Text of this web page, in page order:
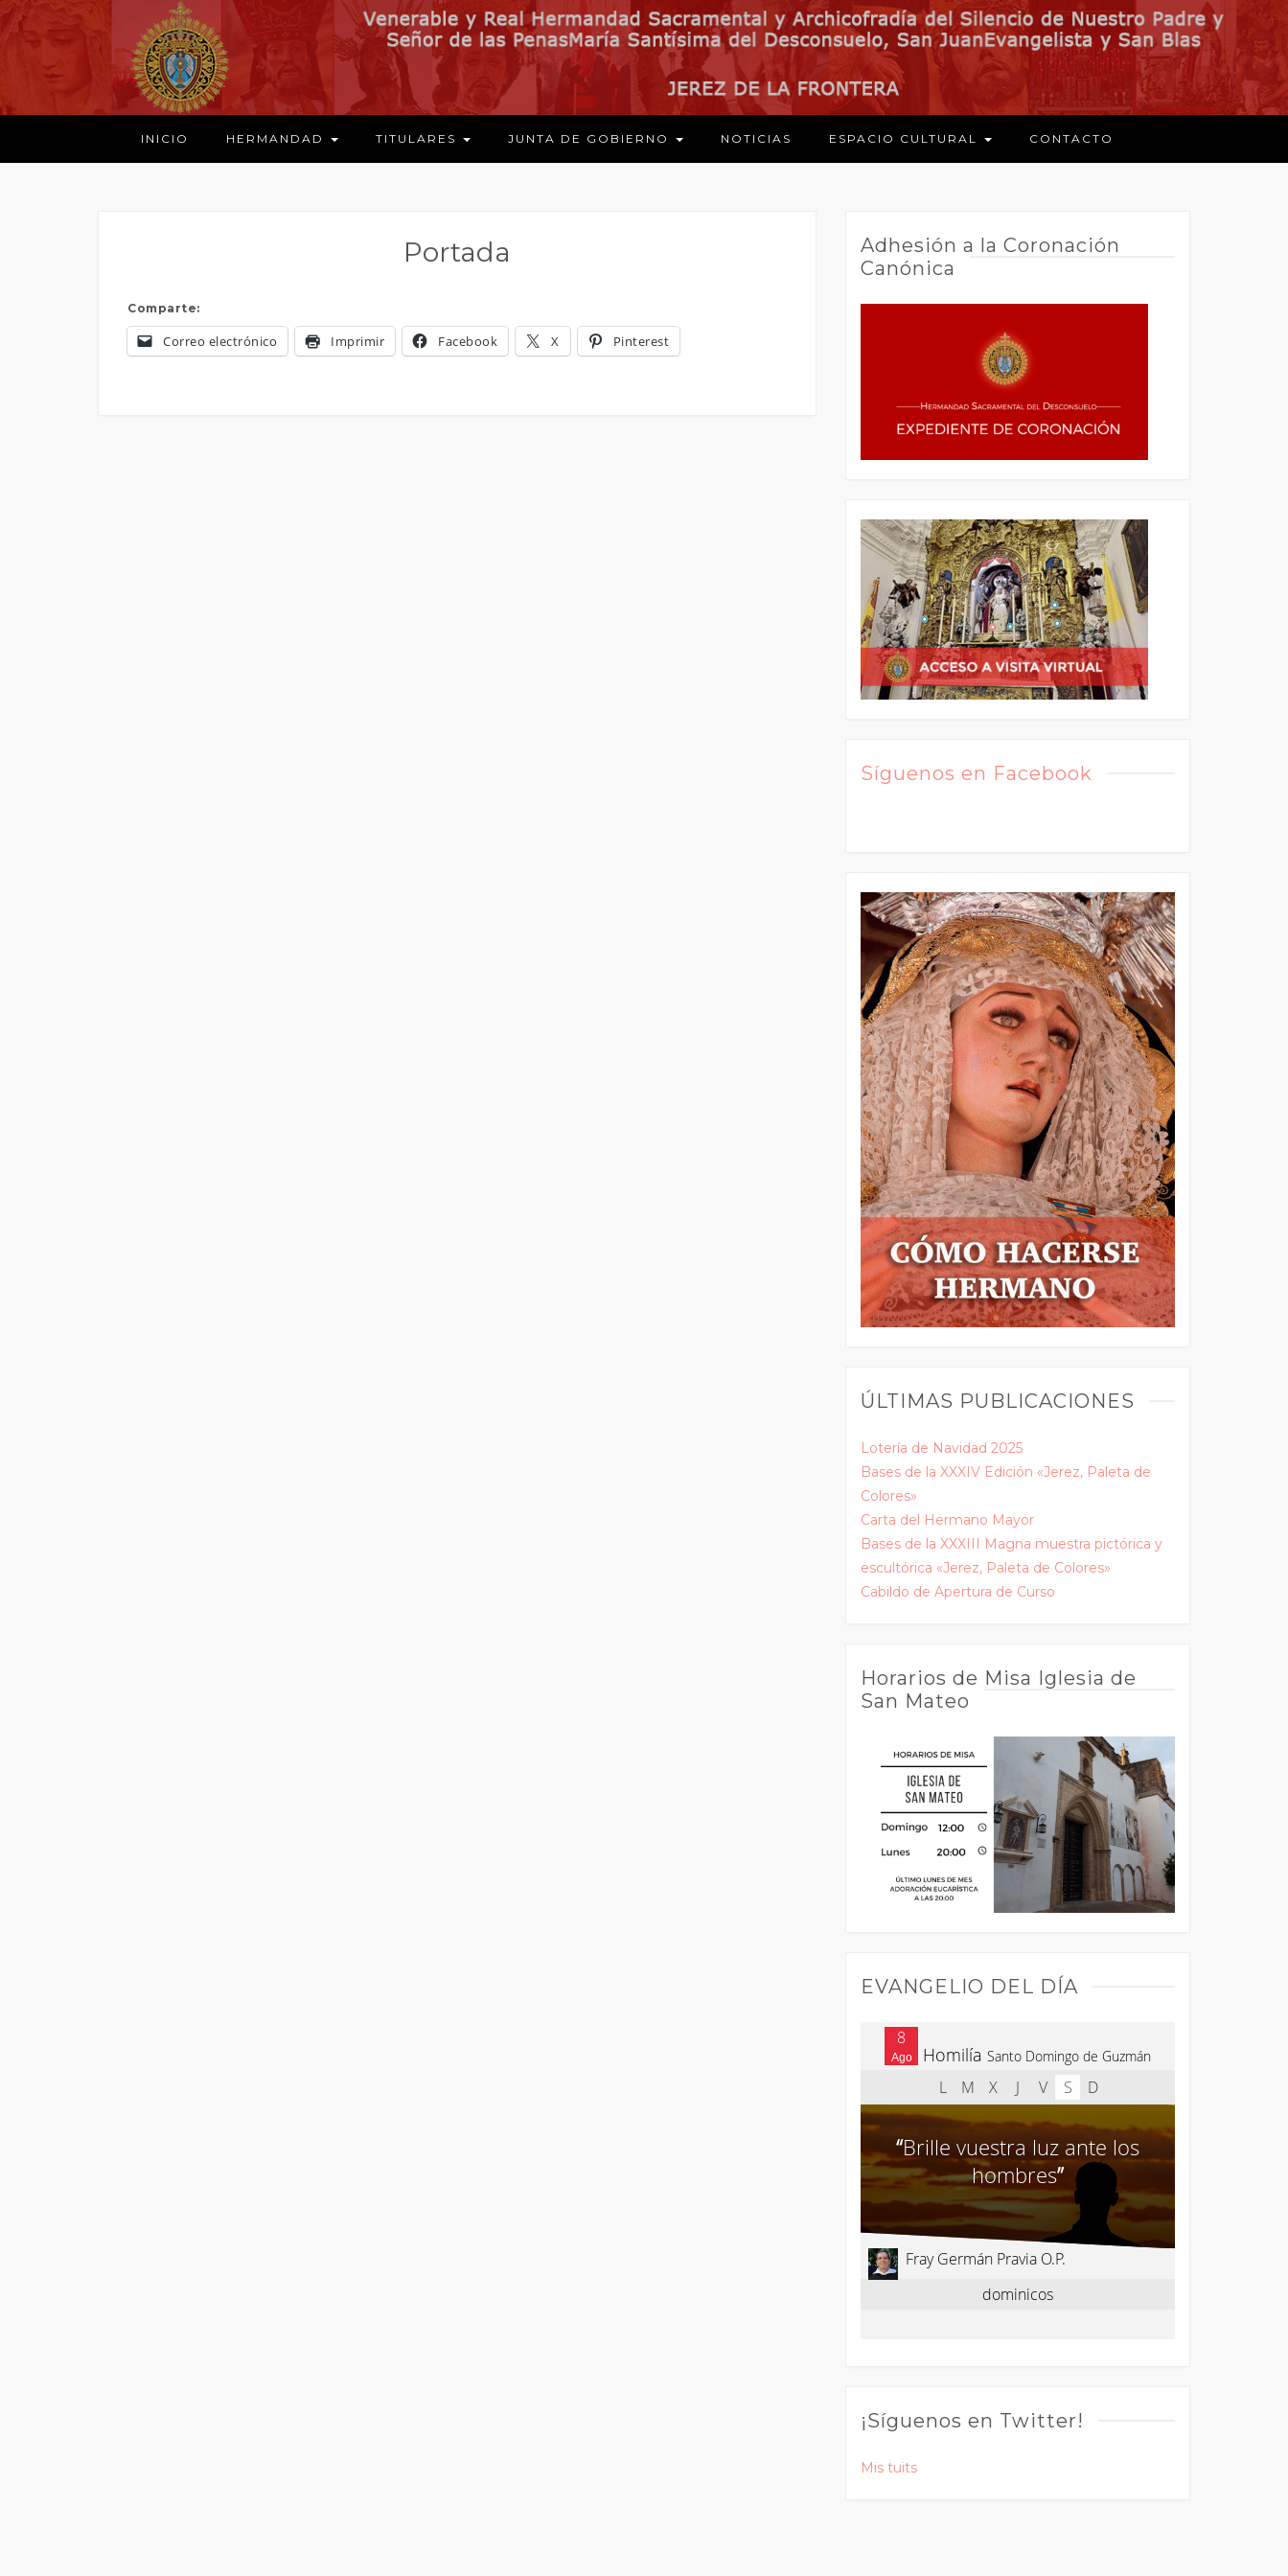
INICIO HERMANDAD TITULARES JUNTA DE GOBIERNO NOTICIAS ESPACIO CULTURAL CONTACTO
Portada
Comparte:
Correo electrónico Imprimir Facebook X Pinterest
Adhesión a la Coronación
Canónica
Síguenos en Facebook
ÚLTIMAS PUBLICACIONES
Lotería de Navidad 2025
Bases de la XXXIV Edición «Jerez, Paleta de
Colores»
Carta del Hermano Mayor
Bases de la XXXIII Magna muestra pictórica y
escultórica «Jerez, Paleta de Colores»
Cabildo de Apertura de Curso
Horarios de Misa Iglesia de
San Mateo
EVANGELIO DEL DÍA
¡Síguenos en Twitter!
Mis tuits